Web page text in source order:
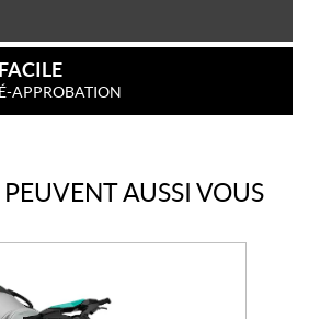
APPROBATION
AUSSI VOUS